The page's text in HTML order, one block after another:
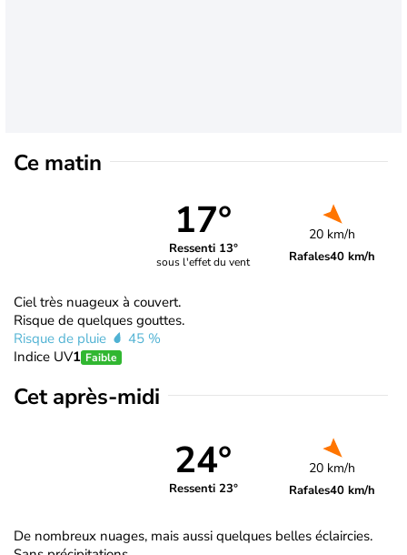
Ce matin
17°
Ressenti 13°
sous l'effet du vent
20 km/h
Rafales40 km/h
Ciel très nuageux à couvert.
Risque de quelques gouttes.
Risque de pluie
45 %
Indice UV1 Faible
Cet après-midi
24°
Ressenti 23°
20 km/h
Rafales40 km/h
De nombreux nuages, mais aussi quelques belles éclaircies.